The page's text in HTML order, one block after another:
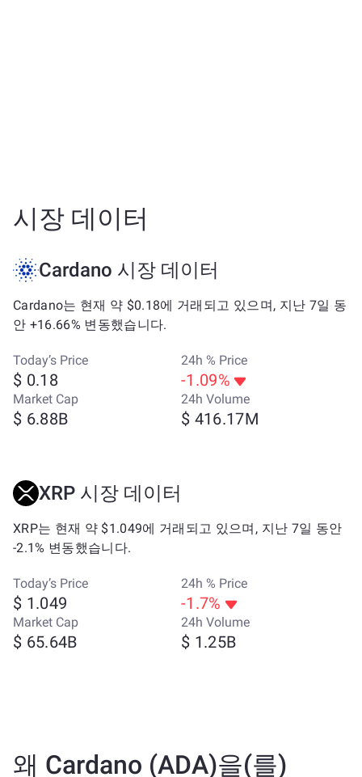
시장 데이터
Cardano 시장 데이터
Cardano는 현재 약 $0.18에 거래되고 있으며, 지난 7일 동
안 +16.66% 변동했습니다.
Today’s Price
$ 0.18
24h % Price
-1.09%
Market Cap
$ 6.88B
24h Volume
$ 416.17M
XRP 시장 데이터
XRP는 현재 약 $1.049에 거래되고 있으며, 지난 7일 동안
-2.1% 변동했습니다.
Today’s Price
$ 1.049
24h % Price
-1.7%
Market Cap
$ 65.64B
24h Volume
$ 1.25B
왜 Cardano (ADA)을(를)